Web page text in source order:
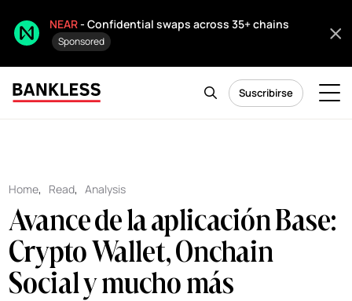
NEAR- Confidential swaps across 35+ chains
Sponsored
Suscribirse
Home, Read,Analysis
Avance de la aplicación Base:
Crypto Wallet, Onchain
Social y mucho más